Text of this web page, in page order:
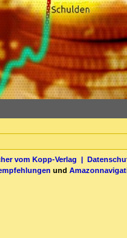
vom Kopp-Verlag |
und